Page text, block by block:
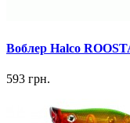
Воблер Halco
593 грн.